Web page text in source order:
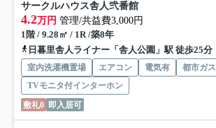
サークルハウス舎人弐番館
4.2万円 管理/共益費3,000円
1階 / 9.28㎡ / 1R /築8年
日暮里舎人ライナー「舎人公園」駅 徒歩25分
室内洗濯機置場 エアコン 電気有 都市ガス
TVモニタ付インターホン
敷礼0 即入居可